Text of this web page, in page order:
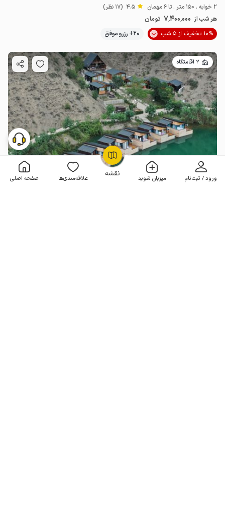
نقشه ورود / ثبت‌نام میزبان شوید علاقه‌مندی‌ها صفحه اصلی
OpenStreetMap
2 خوابه . 150 متر . تا 6 مهمان 4.5 (17 نظر)
هر شب از 7٬400٬000 تومان
10% تخفیف از 5 شب
20+ رزرو موفق
2 اقامتگاه